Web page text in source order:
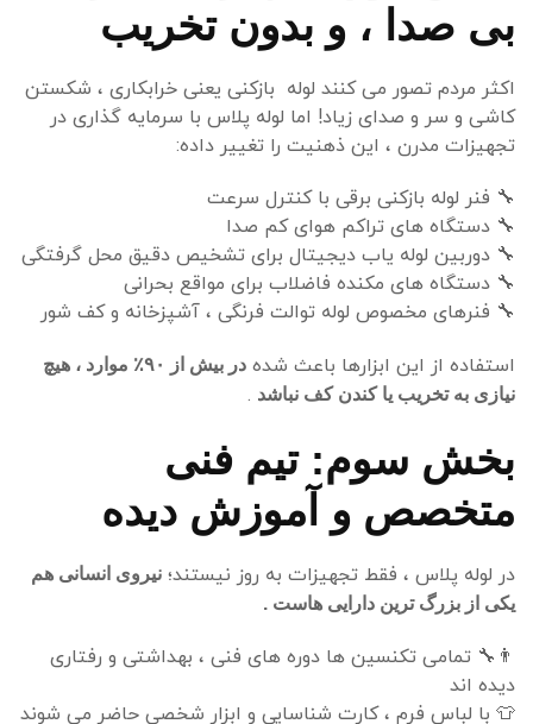
بی صدا ، و بدون تخریب
اکثر مردم تصور می کنند لوله بازکنی یعنی خرابکاری ، شکستن
کاشی و سر و صدای زیاد! اما لوله پلاس با سرمایه گذاری در
تجهیزات مدرن ، این ذهنیت را تغییر داده:
🔧 فنر لوله بازکنی برقی با کنترل سرعت
🔧 دستگاه های تراکم هوای کم صدا
🔧 دوربین لوله یاب دیجیتال برای تشخیص دقیق محل گرفتگی
🔧 دستگاه های مکنده فاضلاب برای مواقع بحرانی
🔧 فنرهای مخصوص لوله توالت فرنگی ، آشپزخانه و کف شور
استفاده از این ابزارها باعث شده در بیش از
۹۰٪ موارد ، هیچ
نیازی به تخریب یا کندن کف نباشد .
بخش سوم: تیم فنی
متخصص و آموزش دیده
در لوله پلاس ، فقط تجهیزات به روز نیستند؛ نیروی انسانی هم
یکی از بزرگ ترین دارایی هاست .
👨 تمامی تکنسین ها دوره های فنی ، بهداشتی و رفتاری
دیده اند
👕 با لباس فرم ، کارت شناسایی و ابزار شخصی حاضر می شوند